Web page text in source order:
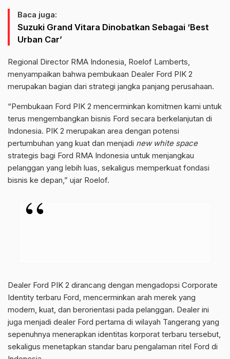
Baca juga:
Suzuki Grand Vitara Dinobatkan Sebagai ‘Best
Urban Car’
Regional Director RMA Indonesia, Roelof Lamberts,
menyampaikan bahwa pembukaan Dealer Ford PIK 2
merupakan bagian dari strategi jangka panjang perusahaan.
“Pembukaan Ford PIK 2 mencerminkan komitmen kami untuk
terus mengembangkan bisnis Ford secara berkelanjutan di
Indonesia. PIK 2 merupakan area dengan potensi
pertumbuhan yang kuat dan menjadi new white space
strategis bagi Ford RMA Indonesia untuk menjangkau
pelanggan yang lebih luas, sekaligus memperkuat fondasi
bisnis ke depan,” ujar Roelof.
Dealer Ford PIK 2 dirancang dengan mengadopsi Corporate
Identity terbaru Ford, mencerminkan arah merek yang
modern, kuat, dan berorientasi pada pelanggan. Dealer ini
juga menjadi dealer Ford pertama di wilayah Tangerang yang
sepenuhnya menerapkan identitas korporat terbaru tersebut,
sekaligus menetapkan standar baru pengalaman ritel Ford di